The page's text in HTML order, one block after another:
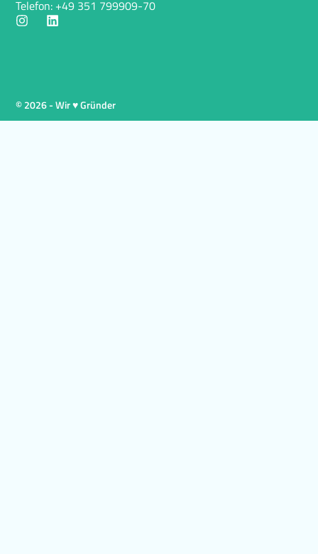
Telefon: +49 351 799909-70
© 2026 - Wir ♥ Gründer